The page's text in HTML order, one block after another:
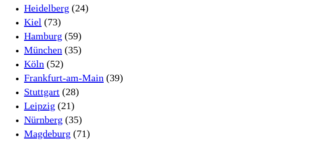
Heidelberg (24)
Kiel (73)
Hamburg (59)
München (35)
Köln (52)
Frankfurt-am-Main (39)
Stuttgart (28)
Leipzig (21)
Nürnberg (35)
Magdeburg (71)